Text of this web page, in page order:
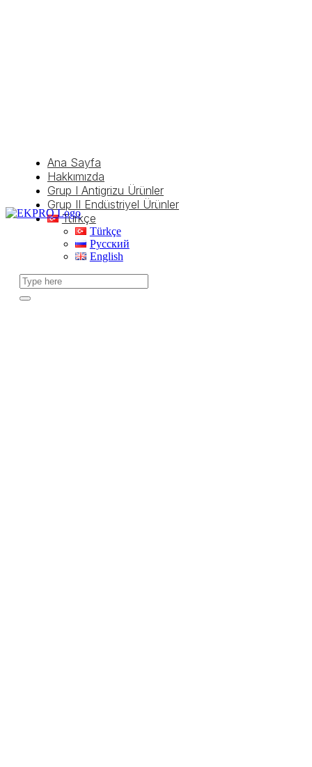
Ana Sayfa
Hakkımızda
Grup I Antigrizu Ürünler
Grup II Endüstriyel Ürünler
Türkçe
Türkçe
Русский
English